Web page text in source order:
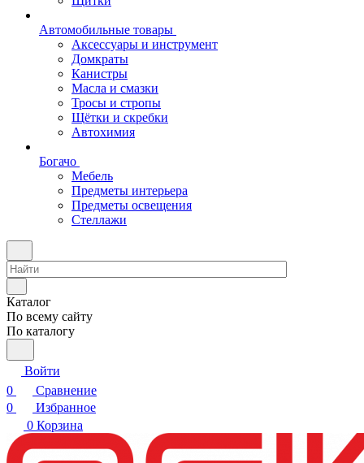
Автомобильные товары
Аксессуары и инструмент
Домкраты
Канистры
Масла и смазки
Тросы и стропы
Щётки и скребки
Автохимия
Богачо
Мебель
Предметы интерьера
Предметы освещения
Стеллажи
Каталог
По всему сайту
По каталогу
Войти
0
Сравнение
0
Избранное
0 Корзина